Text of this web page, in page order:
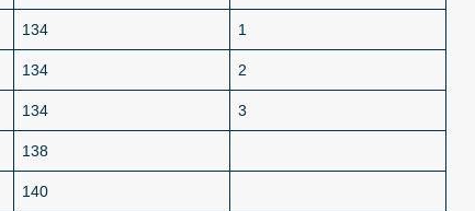
134 1
134 2
134 3
138
140